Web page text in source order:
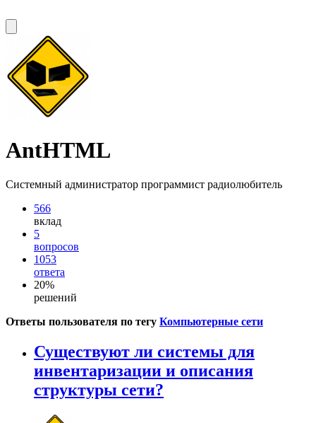
AntHTML
Системный администратор программист радиолюбитель
566
вклад
5
вопросов
1053
ответа
20%
решений
Ответы пользователя по тегу Компьютерные сети
Существуют ли системы для
инвентаризации и описания
структуры сети?